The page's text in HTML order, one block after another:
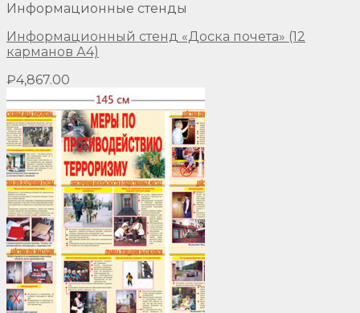
Информационные стенды
Информационный стенд «Доска почета» (12
карманов А4)
₽4,867.00